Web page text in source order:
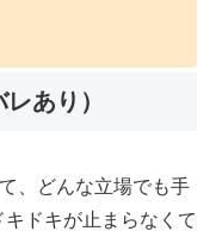
あり）
、どんな立場でも手
ドキが止まらなくて